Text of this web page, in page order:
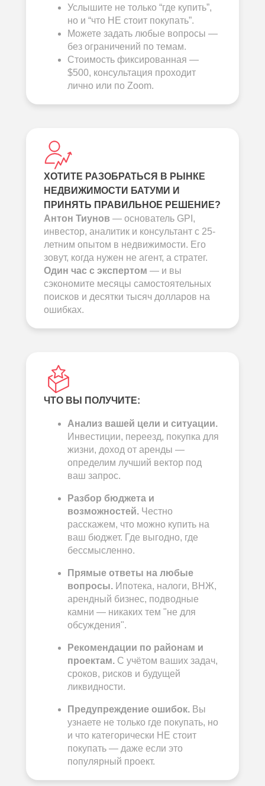
Услышите не только “где купить”,
но и “что НЕ стоит покупать”.
Можете задать любые вопросы —
без ограничений по темам.
Стоимость фиксированная —
$500, консультация проходит
лично или по Zoom.
ХОТИТЕ РАЗОБРАТЬСЯ В РЫНКЕ
НЕДВИЖИМОСТИ БАТУМИ И
ПРИНЯТЬ ПРАВИЛЬНОЕ РЕШЕНИЕ?
Антон Тиунов — основатель GPI,
инвестор, аналитик и консультант с 25-
летним опытом в недвижимости. Его
зовут, когда нужен не агент, а стратег.
Один час с экспертом — и вы
сэкономите месяцы самостоятельных
поисков и десятки тысяч долларов на
ошибках.
ЧТО ВЫ ПОЛУЧИТЕ:
Анализ вашей цели и ситуации.
Инвестиции, переезд, покупка для
жизни, доход от аренды —
определим лучший вектор под
ваш запрос.
Разбор бюджета и
возможностей. Честно
расскажем, что можно купить на
ваш бюджет. Где выгодно, где
бессмысленно.
Прямые ответы на любые
вопросы. Ипотека, налоги, ВНЖ,
арендный бизнес, подводные
камни — никаких тем "не для
обсуждения".
Рекомендации по районам и
проектам. С учётом ваших задач,
сроков, рисков и будущей
ликвидности.
Предупреждение ошибок. Вы
узнаете не только где покупать, но
и что категорически НЕ стоит
покупать — даже если это
популярный проект.